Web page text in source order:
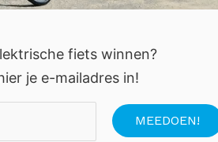
alvast uitzoeken wat je
waardoor er veel te zien
fiets winnen?
je e-mailadres in!